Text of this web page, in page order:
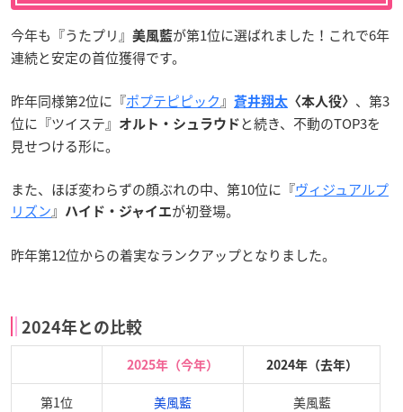
今年も『うたプリ』 美風藍が第1位に選ばれました！これで6年
連続と安定の首位獲得です。
昨年同様第2位に『ポプテピピック』 蒼井翔太 〈本人役〉 、第3
位に『ツイステ』
オルト・シュラウド と続き、不動のTOP3を
見せつける形に。
また、ほぼ変わらずの顔ぶれの中、第10位に『ヴィジュアルプ
リズン』 ハイド・ジャイエ が初登場。
昨年第12位からの着実なランクアップとなりました。
2024年との比較
2025年（今年） 2024年（去年）
第1位 美風藍 美風藍